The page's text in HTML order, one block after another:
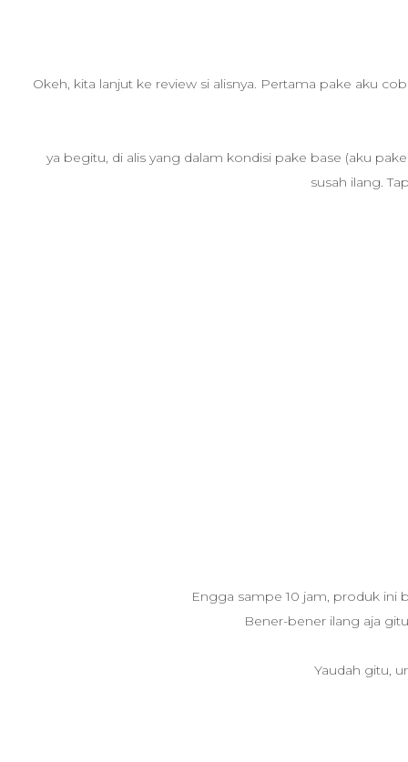
Okeh, kita lanjut ke review si alisnya. Pertama pake aku
ya begitu, di alis yang dalam kondisi pake base (aku
susah ilang.
Engga sampe 10 jam, produk ini
Bener-bener ilang aja
Yaudah gitu,